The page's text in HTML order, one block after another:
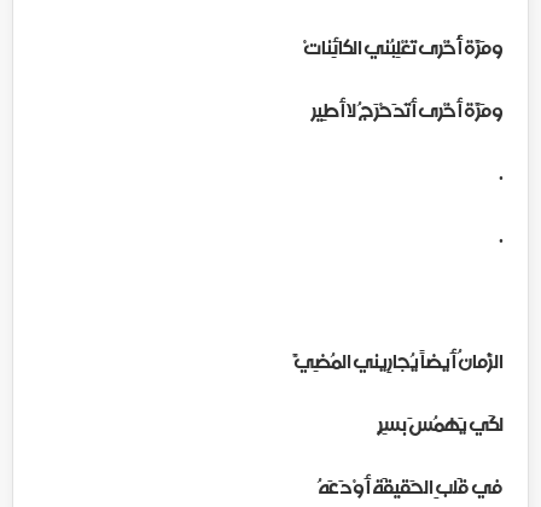
ومَرَّة أُخْرى تَغْلِبُني الكائِناتْ
ومَرَّة أخْرى أتَدَحْرَجُ لا أطِير
.
.
الزَّمانُ أَيضاً يُجارِيني المُضِيَّ
لكَي يَهمُسَ بسِرٍ
في قَلبِ الحَقيقَة أَوْدَعَهُ